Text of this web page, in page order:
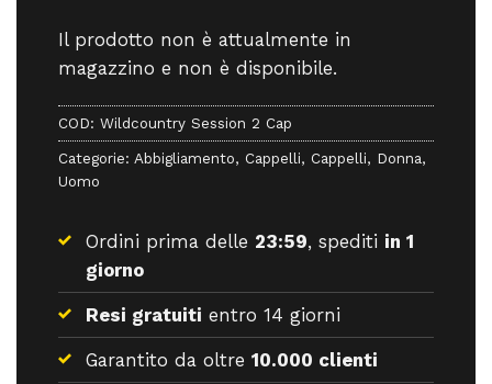
Il prodotto non è attualmente in
magazzino e non è disponibile.
COD: Wildcountry Session 2 Cap
Categorie: Abbigliamento, Cappelli, Cappelli, Donna,
Uomo
Ordini prima delle 23:59, spediti in 1
giorno
Resi gratuiti entro 14 giorni
Garantito da oltre 10.000 clienti